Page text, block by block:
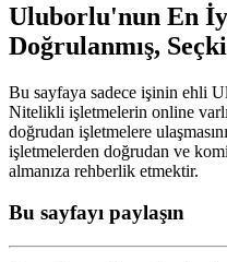
Uluborlu'nun En
Doğrulanmış,
Bu sayfaya sadece işinin ehli
Nitelikli işletmelerin online
doğrudan işletmelere
işletmelerden doğrudan ve
almanıza rehberlik etmektir.
Bu sayfayı paylaşın